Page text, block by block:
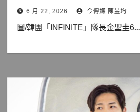
6 月 22, 2026 今傳媒 陳昱均
圖/韓團「INFINITE」隊長金聖圭6...